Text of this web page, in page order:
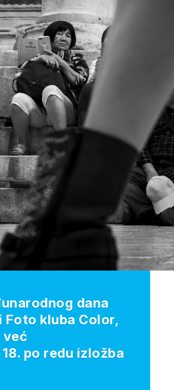
dana
Foto kluba Color,
već
po redu izložba